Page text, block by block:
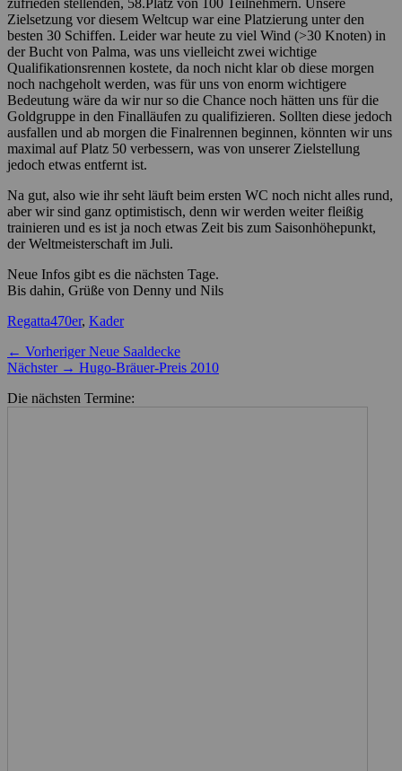
Zielsetzung vor diesem Weltcup war eine Platzierung unter den
besten 30 Schiffen. Leider war heute zu viel Wind (>30 Knoten) in
der Bucht von Palma, was uns vielleicht zwei wichtige
Qualifikationsrennen kostete, da noch nicht klar ob diese morgen
noch nachgeholt werden, was für uns von enorm wichtigere
Bedeutung wäre da wir nur so die Chance noch hätten uns für die
Goldgruppe in den Finalläufen zu qualifizieren. Sollten diese jedoch
ausfallen und ab morgen die Finalrennen beginnen, könnten wir uns
maximal auf Platz 50 verbessern, was von unserer Zielstellung
jedoch etwas entfernt ist.
Na gut, also wie ihr seht läuft beim ersten WC noch nicht alles rund,
aber wir sind ganz optimistisch, denn wir werden weiter fleißig
trainieren und es ist ja noch etwas Zeit bis zum Saisonhöhepunkt,
der Weltmeisterschaft im Juli.
Neue Infos gibt es die nächsten Tage.
Bis dahin, Grüße von Denny und Nils
Kategorien
RegattaSchlagworte
470er, Kader
Beitragsnavigation
← Vorheriger Vorheriger
Beitrag:
Neue Saaldecke
Nächster → Nächster
Hugo-Bräuer-Preis 2010
Die nächsten Termine: